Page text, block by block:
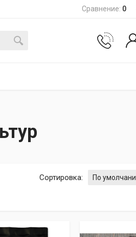
Сравнение: 0
Сортировка: